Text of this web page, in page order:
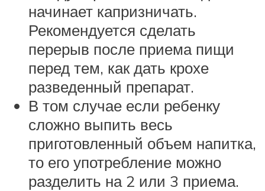
начинает капризничать.
Рекомендуется сделать
перерыв после приема пищи
перед тем, как дать крохе
разведенный препарат.
В том случае если ребенку
сложно выпить весь
приготовленный объем напитка,
то его употребление можно
разделить на 2 или 3 приема.